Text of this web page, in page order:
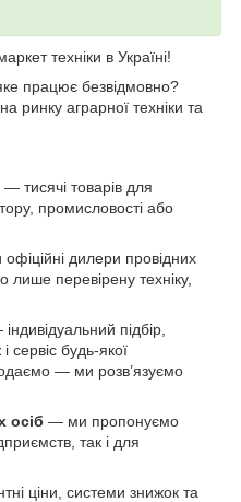
техніки в Україні!
працює безвідмовно?
ринку аграрної техніки та
— тисячі товарів для
промисловості або
дилери провідних
лише перевірену техніку,
підбір,
сервіс будь-якої
— ми розв’язуємо
осіб — ми пропонуємо
так і для
ціни, системи знижок та